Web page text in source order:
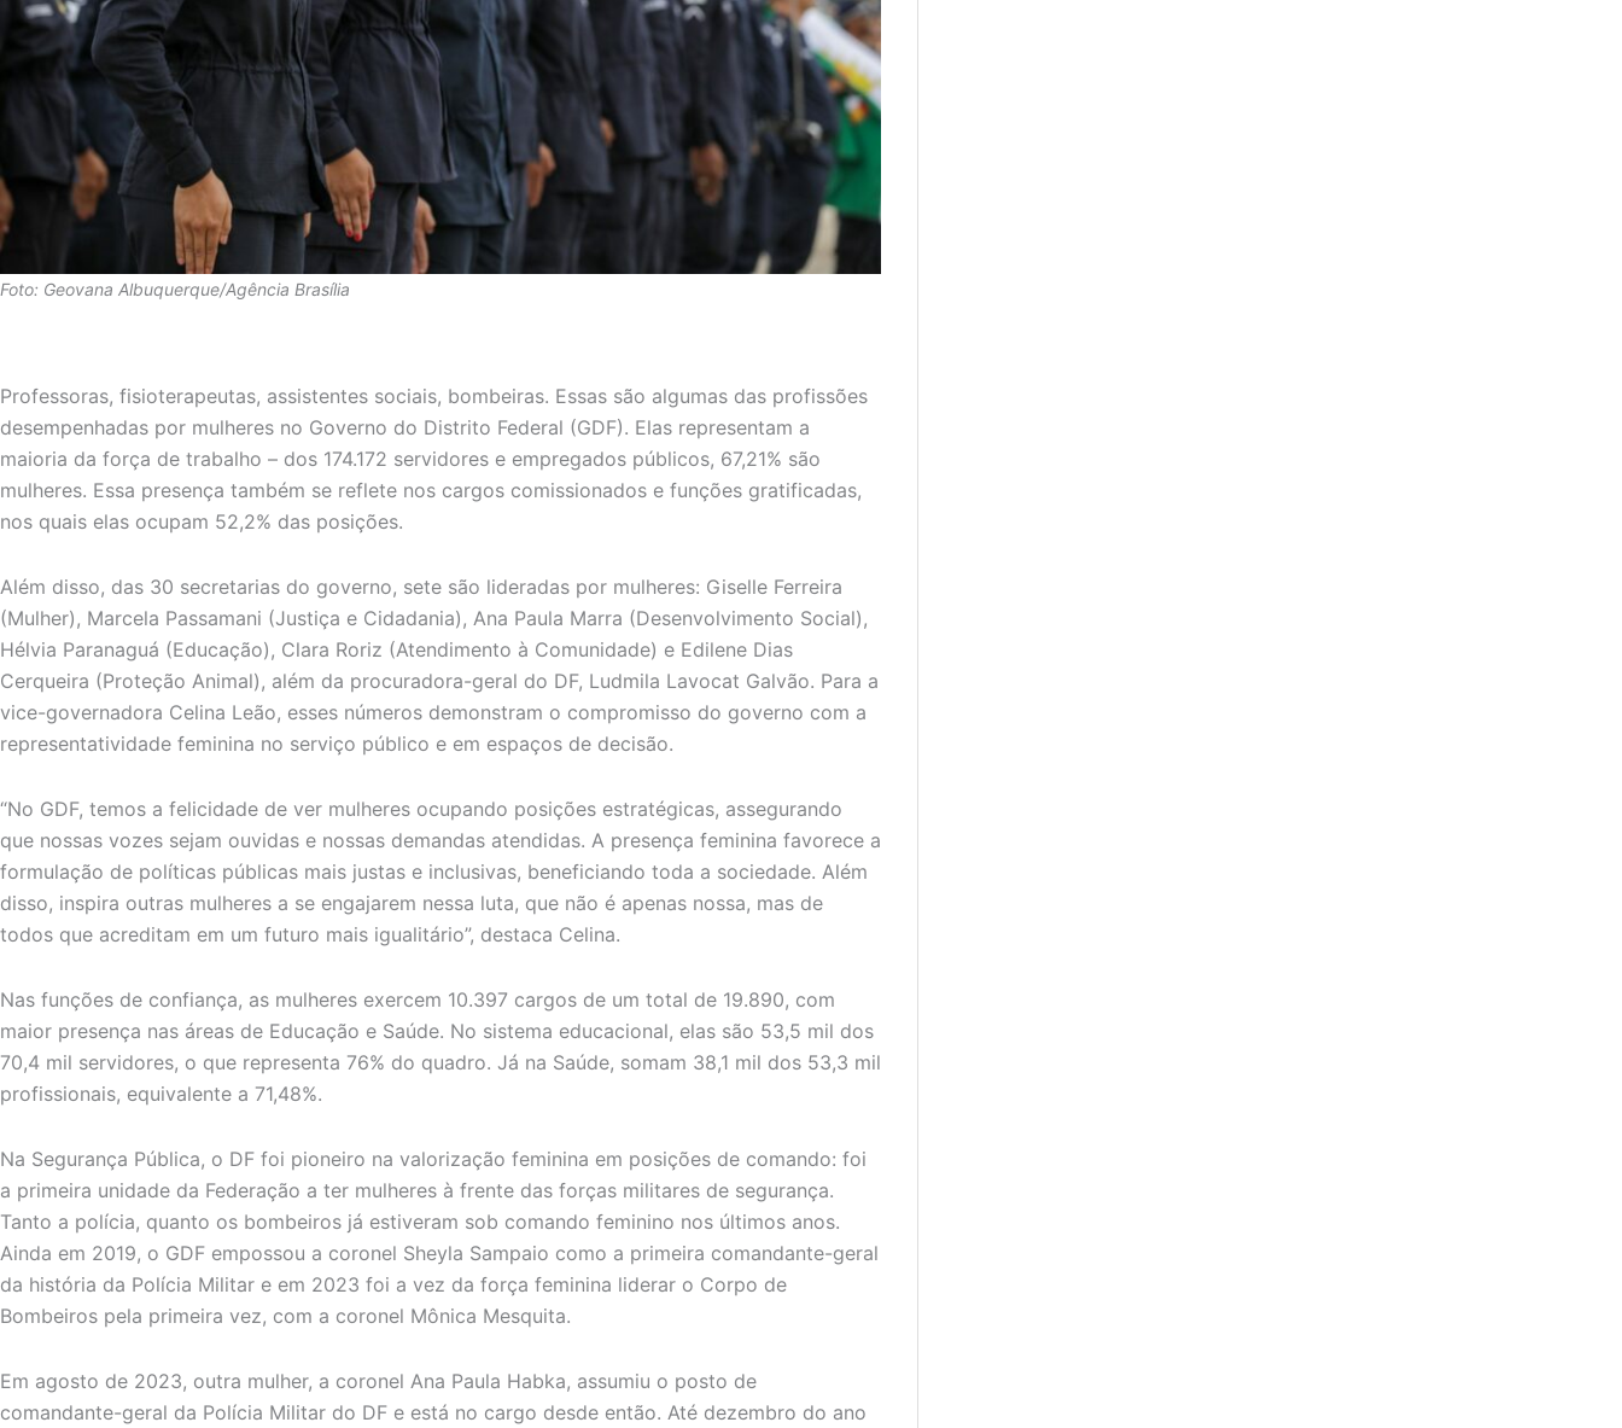
Foto: Geovana Albuquerque/Agência Brasília
Professoras, fisioterapeutas, assistentes sociais, bombeiras. Essas são algumas das profissões
desempenhadas por mulheres no Governo do Distrito Federal (GDF). Elas representam a
maioria da força de trabalho – dos 174.172 servidores e empregados públicos, 67,21% são
mulheres. Essa presença também se reflete nos cargos comissionados e funções gratificadas,
nos quais elas ocupam 52,2% das posições.
Além disso, das 30 secretarias do governo, sete são lideradas por mulheres: Giselle Ferreira
(Mulher), Marcela Passamani (Justiça e Cidadania), Ana Paula Marra (Desenvolvimento Social),
Hélvia Paranaguá (Educação), Clara Roriz (Atendimento à Comunidade) e Edilene Dias
Cerqueira (Proteção Animal), além da procuradora-geral do DF, Ludmila Lavocat Galvão. Para a
vice-governadora Celina Leão, esses números demonstram o compromisso do governo com a
representatividade feminina no serviço público e em espaços de decisão.
“No GDF, temos a felicidade de ver mulheres ocupando posições estratégicas, assegurando
que nossas vozes sejam ouvidas e nossas demandas atendidas. A presença feminina favorece a
formulação de políticas públicas mais justas e inclusivas, beneficiando toda a sociedade. Além
disso, inspira outras mulheres a se engajarem nessa luta, que não é apenas nossa, mas de
todos que acreditam em um futuro mais igualitário”, destaca Celina.
Nas funções de confiança, as mulheres exercem 10.397 cargos de um total de 19.890, com
maior presença nas áreas de Educação e Saúde. No sistema educacional, elas são 53,5 mil dos
70,4 mil servidores, o que representa 76% do quadro. Já na Saúde, somam 38,1 mil dos 53,3 mil
profissionais, equivalente a 71,48%.
Na Segurança Pública, o DF foi pioneiro na valorização feminina em posições de comando: foi
a primeira unidade da Federação a ter mulheres à frente das forças militares de segurança.
Tanto a polícia, quanto os bombeiros já estiveram sob comando feminino nos últimos anos.
Ainda em 2019, o GDF empossou a coronel Sheyla Sampaio como a primeira comandante-geral
da história da Polícia Militar e em 2023 foi a vez da força feminina liderar o Corpo de
Bombeiros pela primeira vez, com a coronel Mônica Mesquita.
Em agosto de 2023, outra mulher, a coronel Ana Paula Habka, assumiu o posto de
comandante-geral da Polícia Militar do DF e está no cargo desde então. Até dezembro do ano